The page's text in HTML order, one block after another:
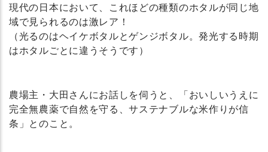
現代の日本において、これほどの種類のホタルが同じ地
域で見られるのは激レア！
（光るのはヘイケボタルとゲンジボタル。発光する時期
はホタルごとに違うそうです）
農場主・大田さんにお話しを伺うと、「おいしいうえに
完全無農薬で自然を守る、サステナブルな米作りが信
条」とのこと。